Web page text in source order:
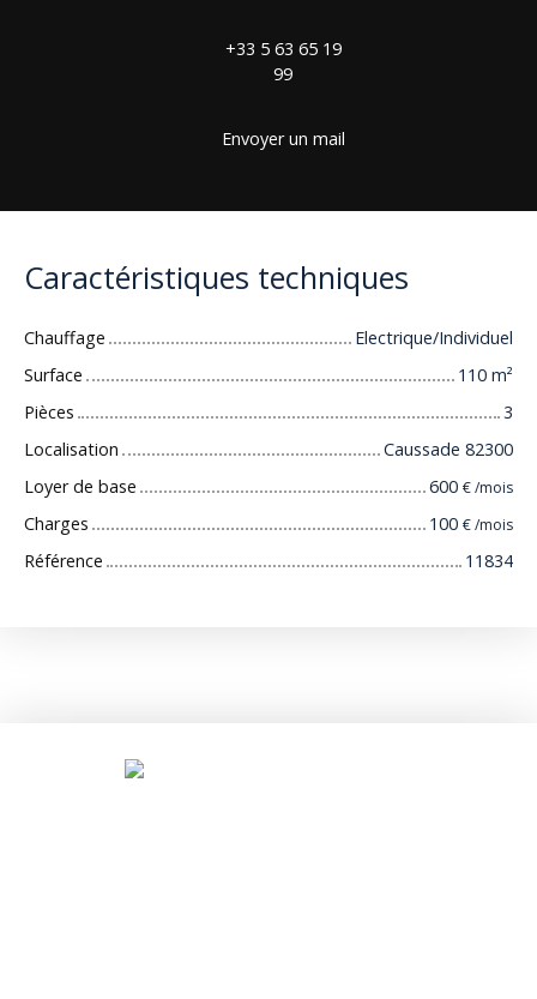
+33 5 63 65 19
99
Envoyer un mail
Caractéristiques techniques
Chauffage
Electrique/Individuel
Surface
110 m²
Pièces
3
Localisation
Caussade 82300
Loyer de base
600 € /mois
Charges 100 € /mois
Référence 11834